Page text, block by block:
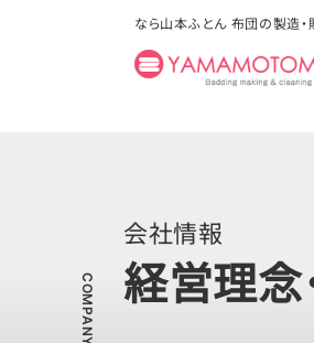
なら山本ふとん 布団の製造
会社情報
経営理念